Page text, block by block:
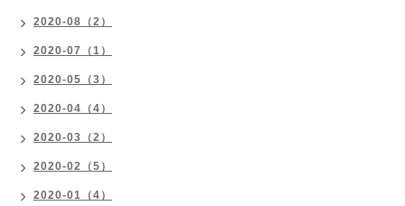
2020-08（2）
2020-07（1）
2020-05（3）
2020-04（4）
2020-03（2）
2020-02（5）
2020-01（4）